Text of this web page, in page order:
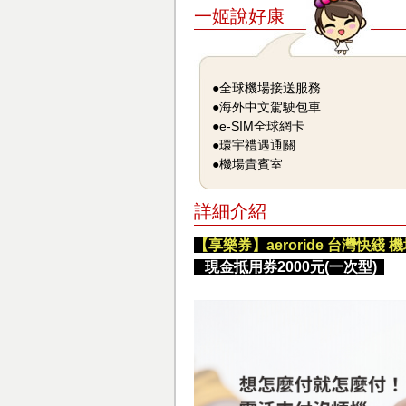
一姬說好康
●全球機場接送服務
●海外中文駕駛包車
●e-SIM全球網卡
●環宇禮遇通關
●機場貴賓室
詳細介紹
【享樂券】aeroride 台灣快綫
現金抵用券2000元(一次型)